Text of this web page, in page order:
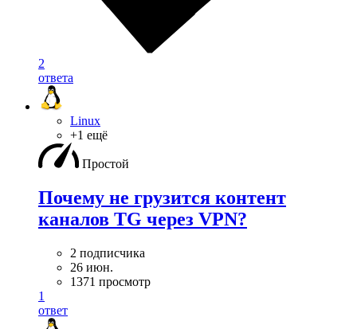
2
ответа
Linux
+1 ещё
Простой
Почему не грузится контент
каналов TG через VPN?
2 подписчика
26 июн.
1371 просмотр
1
ответ